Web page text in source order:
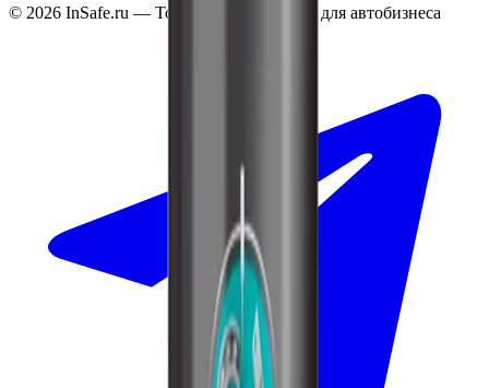
© 2026 InSafe.ru — Товары и технологии для автобизнеса